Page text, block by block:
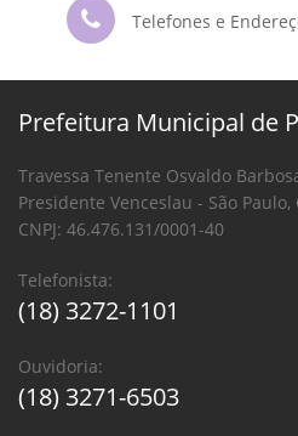
Telefones e
Prefeitura Municipal de
Travessa Tenente Osvaldo
Presidente Venceslau - São Paulo,
CNPJ: 46.476.131/0001-40
Telefonista:
(18) 3272-1101
Ouvidoria:
(18) 3271-6503